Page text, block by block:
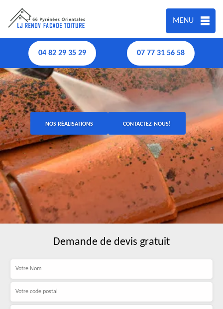
MENU
04 82 29 35 29 07 77 31 56 58
NOS RÉALISATIONS CONTACTEZ-NOUS!
Demande de devis gratuit